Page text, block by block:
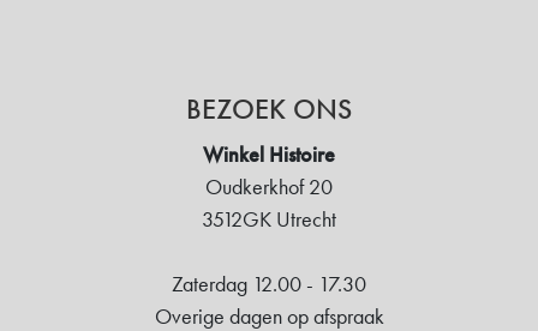
BEZOEK ONS
Winkel Histoire
Oudkerkhof 20
3512GK Utrecht
Zaterdag 12.00 - 17.30
Overige dagen op afspraak